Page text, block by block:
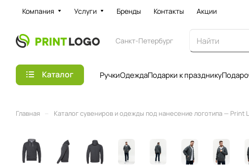
Компания Услуги Бренды Контакты Акции
Санкт-Петербург
Каталог РучкиОдеждаПодарки к празднику
Главная Каталог сувениров и одежды под нанесение логотипа — Print